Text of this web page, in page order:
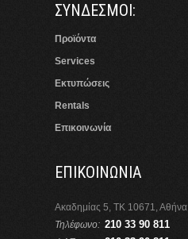
ΣΥΝΔΕΣΜΟΙ:
Προϊόντα
Services
Εκτυπώσεις
Rentals
Επικοινωνία
ΕΠΙΚΟΙΝΩΝΙΑ
Ακαδημίας 5, ΤΚ 10671, Αθήνα
Τηλέφωνο: 210 33 90 811